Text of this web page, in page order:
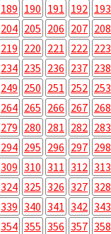
189 190 191 192 193
204 205 206 207 208
219 220 221 222 223
234 235 236 237 238
249 250 251 252 253
264 265 266 267 268
279 280 281 282 283
294 295 296 297 298
309 310 311 312 313
324 325 326 327 328
339 340 341 342 343
354 355 356 357 358